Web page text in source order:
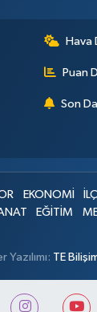
Hava
Puan
Son
EKONOMİ
EĞİTİM
Yazılımı: TE